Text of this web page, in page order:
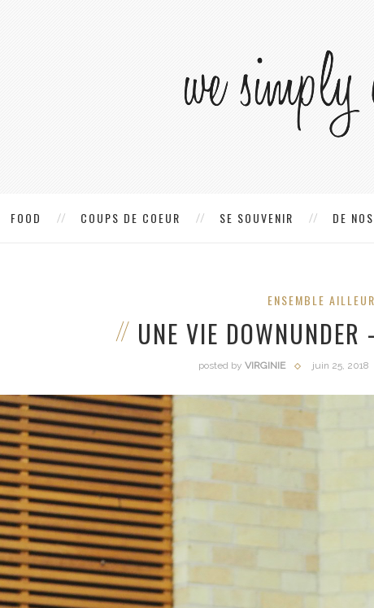
FOOD COUPS DE COEUR SE SOUVENIR DE
ENSEMBLE
UNE VIE
posted by VIRGINIE juin 25, 2018